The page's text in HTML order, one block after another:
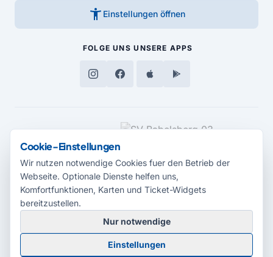
accessibility_new Einstellungen öffnen
FOLGE UNS UNSERE APPS
MEDIENPARTNER
© 2026 Radio Potsdam. Webseite entwickelt durch dieMedienagentur
Babelsberg
Cookie-Einstellungen
Wir nutzen notwendige Cookies fuer den Betrieb der
Webseite. Optionale Dienste helfen uns,
Komfortfunktionen, Karten und Ticket-Widgets
bereitzustellen.
Nur notwendige
Einstellungen